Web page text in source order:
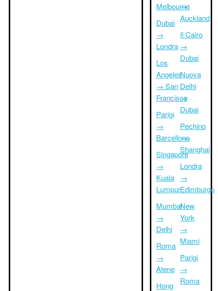
Melbourne
Dubai
→
Londra
Los
Angeles
→ San
Francisco
Parigi
→
Barcellona
Singapore
→
Kuala
Lumpur
Mumbai
→
Delhi
Roma
→
Atene
Hong
→
Auckland
Il Cairo
→
Dubai
Nuova
Delhi
→
Dubai
Pechino
→
Shanghai
Londra
→
Edimburgo
New
York
→
Miami
Parigi
→
Roma